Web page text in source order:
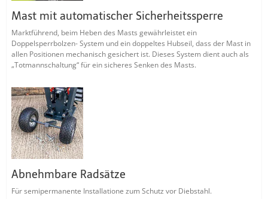
Mast mit automatischer Sicherheitssperre
Marktführend, beim Heben des Masts gewährleistet ein
Doppelsperrbolzen- System und ein doppeltes Hubseil, dass der Mast in
allen Positionen mechanisch gesichert ist. Dieses System dient auch als
„Totmannschaltung“ für ein sicheres Senken des Masts.
Abnehmbare Radsätze
Für semipermanente Installatione zum Schutz vor Diebstahl.